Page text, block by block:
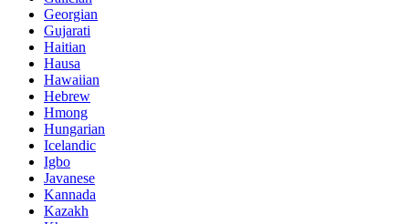
Georgian
Gujarati
Haitian
Hausa
Hawaiian
Hebrew
Hmong
Hungarian
Icelandic
Igbo
Javanese
Kannada
Kazakh